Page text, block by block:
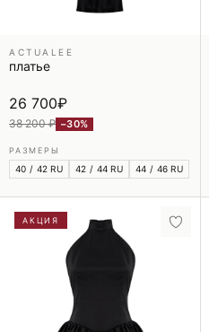
ACTUALEE
платье
26 700₽
38 200 ₽ −30%
РАЗМЕРЫ
40 / 42 RU 42 / 44 RU 44 / 46 RU
АКЦИЯ